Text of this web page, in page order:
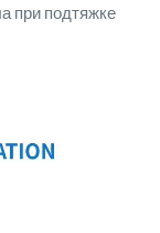
при подтяжке